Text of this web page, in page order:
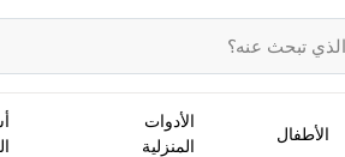
الأطفال
الأدوات
المنزلية